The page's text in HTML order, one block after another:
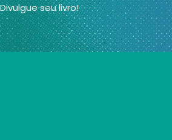
Divulgue seu livro!